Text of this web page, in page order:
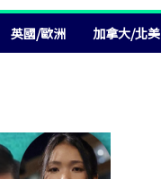
英國/歐洲 加拿大/北美